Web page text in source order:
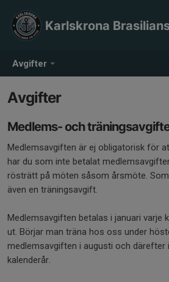
Avgifter
Karlskrona
Avgifter
Medlems- och
Medlemsavgiften är ej obligatorisk för
har du som inte betalat
rösträtt på möten såsom årsmöte.
även en träningsavgift.
Medlemsavgiften betalas i januari varje
ut. Börjar man träna hos oss under
medlemsavgiften i augusti och därefter
kalenderår.